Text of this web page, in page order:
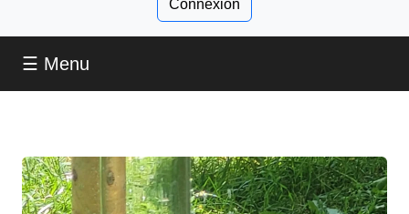
Connexion
☰ Menu